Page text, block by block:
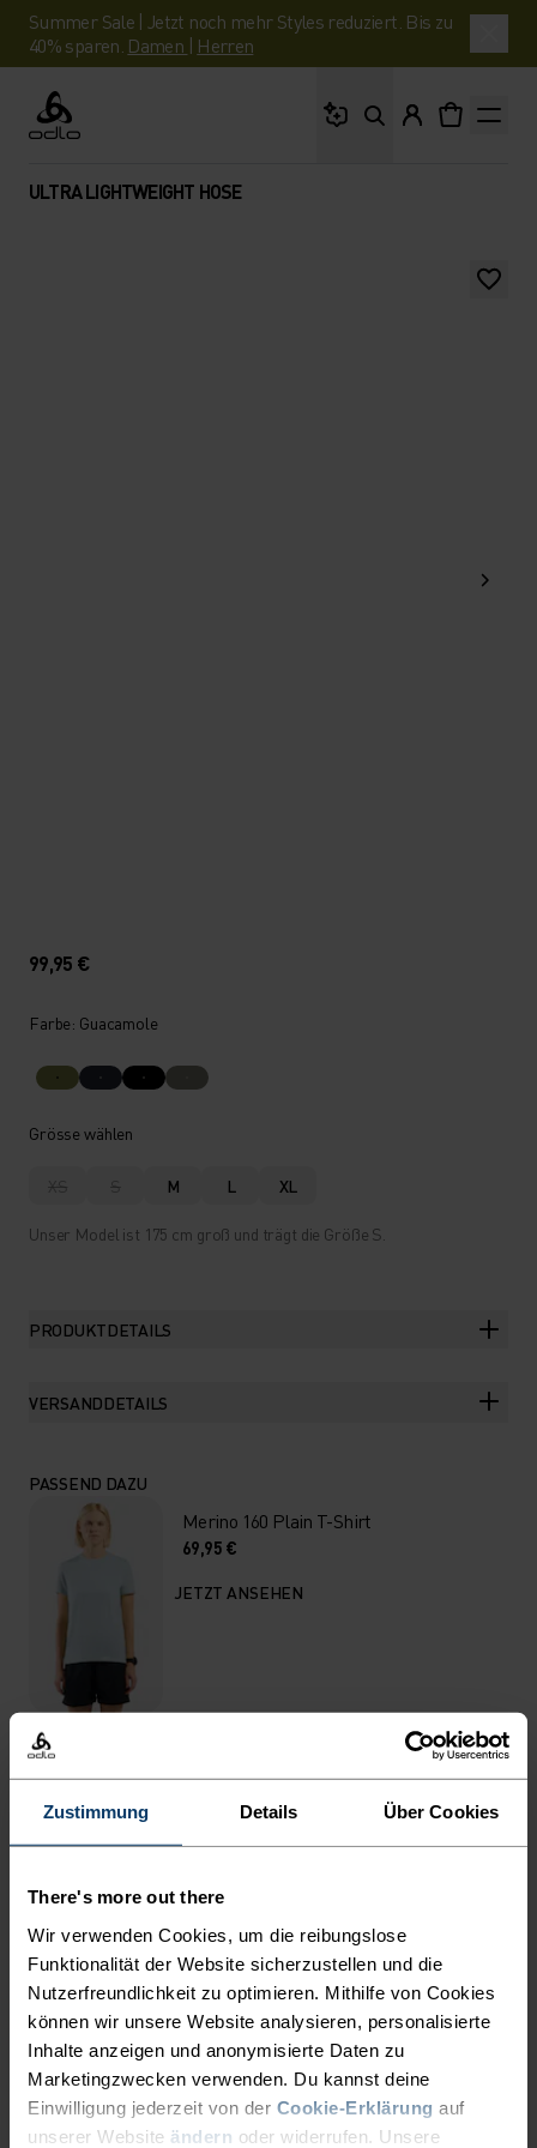
Zustimmung Details Über Cookies
There's more out there
Wir verwenden Cookies, um die reibungslose
Funktionalität der Website sicherzustellen und die
Nutzerfreundlichkeit zu optimieren. Mithilfe von Cookies
können wir unsere Website analysieren, personalisierte
Inhalte anzeigen und anonymisierte Daten zu
Marketingzwecken verwenden. Du kannst deine
Einwilligung jederzeit von der Cookie-Erklärung auf
unserer Website ändern oder widerrufen. Unsere
Summer Sale | Jetzt noch mehr Styles reduziert. Bis zu
40% sparen. Damen | Herren
Odlo
ULTRA LIGHTWEIGHT HOSE
99,95 €
Farbe: Guacamole
Grösse wählen
XS S M L XL
Unser Model ist 175 cm groß und trägt die Größe S.
PRODUKTDETAILS
VERSANDDETAILS
PASSEND DAZU
Merino 160 Plain T-Shirt
69,95 €
JETZT ANSEHEN
WAS DAHINTERSTECKT
SCHRITT UND TRITT.
Diese atmungsaktive Outdoor-Hose ist aus luftig-
leichtem und besonders schnelltrocknendem
strukturierten Ripstop-Gewebe gefertigt. Der
lockere Schnitt mit schmal zulaufendem Bein
sorgt dabei für ein angenehmes Tragegefühl.